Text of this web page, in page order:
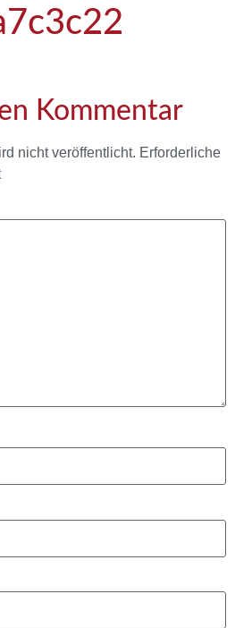
Kommentar
nicht veröffentlicht. Erforderliche